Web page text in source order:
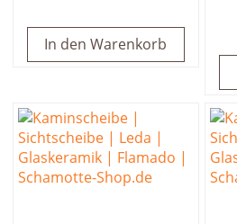
In den Warenkorb